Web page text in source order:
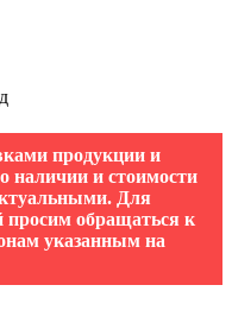
продукции и
наличии и стоимости
Для
просим обращаться к
указанным на